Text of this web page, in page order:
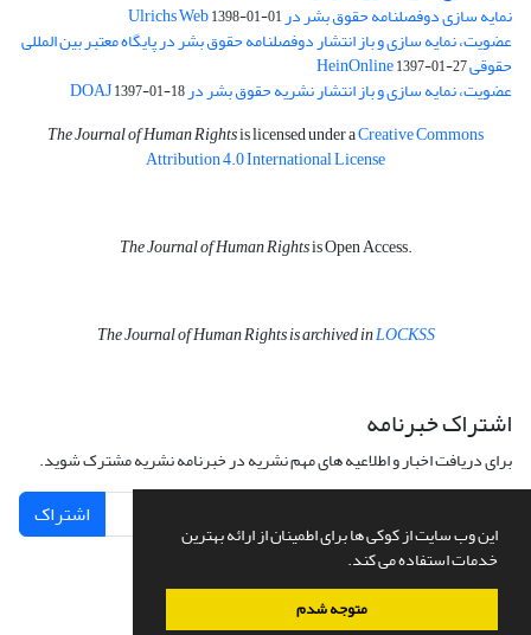
این وب سایت از کوکی ها برای اطمینان از ارائه بهترین
خدمات استفاده می کند.
متوجه شدم
نمایه سازی دوفصلنامه حقوق بشر در Ulrichs Web1398-01-01
عضویت، نمایه سازی و باز انتشار دوفصلنامه حقوق بشر در پایگاه معتبر بین المللی
حقوقی HeinOnline1397-01-27
عضویت، نمایه سازی و باز انتشار نشریه حقوق بشر در DOAJ1397-01-18
The Journal of Human Rightsis licensed under aCreative Commons
Attribution 4.0 International License
The Journal of Human Rightsis Open Access.
The Journal of Human Rights is archived inLOCKSS
اشتراک خبرنامه
برای دریافت اخبار و اطلاعیه های مهم نشریه در خبرنامه نشریه مشترک شوید.
اشتراک